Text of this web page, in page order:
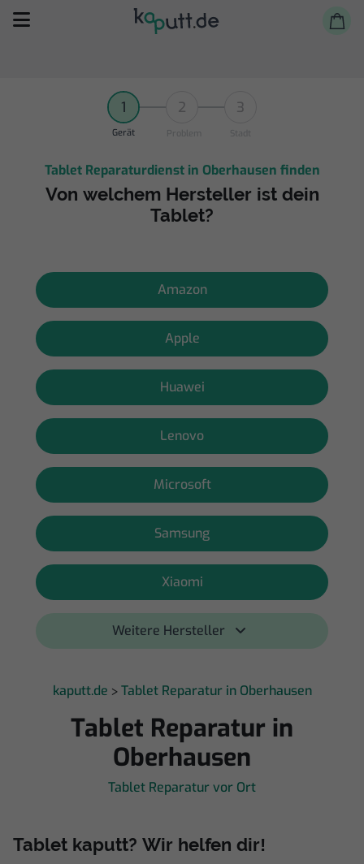
Selbst reparieren
Reparieren lassen
Shop
1
Gerät
2
Problem
3
Tablet Reparaturdienst in Oberhausen finden
Von welchem Hersteller ist dein
Tablet?
Amazon
Apple
Huawei
Lenovo
Microsoft
Samsung
Xiaomi
Weitere Hersteller
kaputt.de > Tablet Reparatur in Oberhausen
Tablet Reparatur in
Oberhausen
Tablet Reparatur vor Ort
Tablet kaputt? Wir helfen dir!